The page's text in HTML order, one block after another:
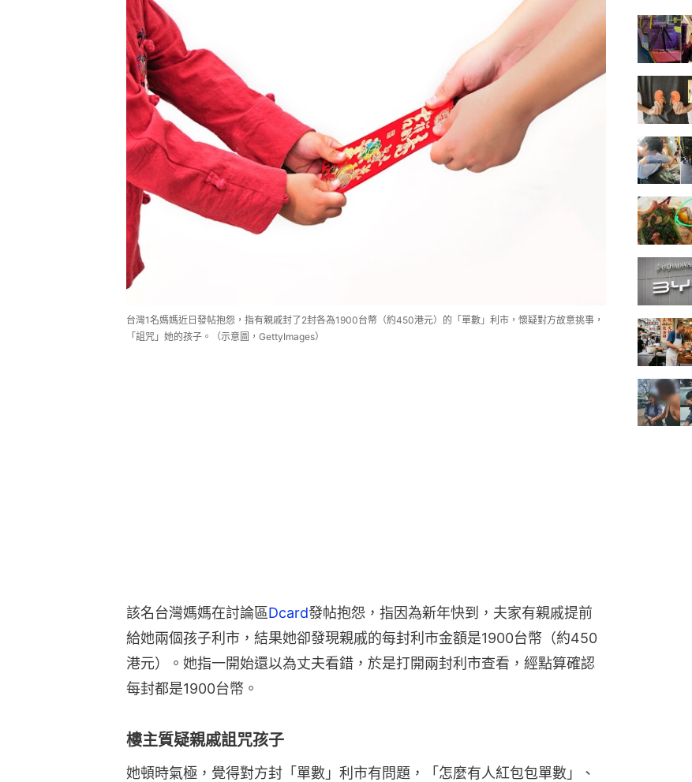
台灣1名媽媽近日發帖抱怨，指有親戚封了2封各為1900台幣（約450港元）的「單數」利市，懷疑對方故意挑事，
「詛咒」她的孩子。（示意圖，GettyImages）
該名台灣媽媽在討論區Dcard發帖抱怨，指因為新年快到，夫家有親戚提前
給她兩個孩子利市，結果她卻發現親戚的每封利市金額是1900台幣（約450
港元）。她指一開始還以為丈夫看錯，於是打開兩封利市查看，經點算確認
每封都是1900台幣。
樓主質疑親戚詛咒孩子
她頓時氣極，覺得對方封「單數」利市有問題，「怎麼有人紅包包單數」、